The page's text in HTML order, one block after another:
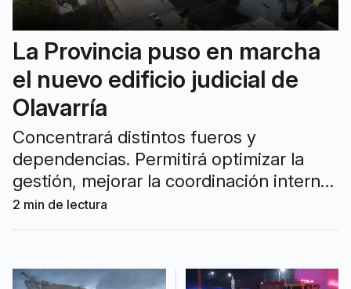
La Provincia puso en marcha
el nuevo edificio judicial de
Olavarría
Concentrará distintos fueros y
dependencias. Permitirá optimizar la
gestión, mejorar la coordinación interna
y brindar mejores condiciones de
atención a la comunidad.
2 min de lectura